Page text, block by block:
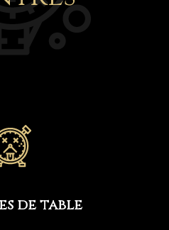
de table